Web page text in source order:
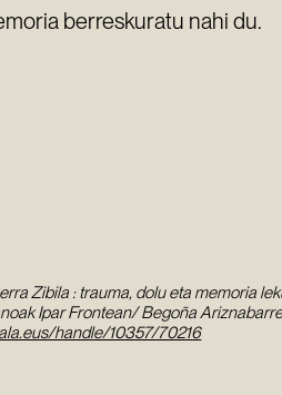
berreskuratu nahi du.
Zibila : trauma, dolu eta memoria
Ipar Frontean/ Begoña
handle/10357/70216